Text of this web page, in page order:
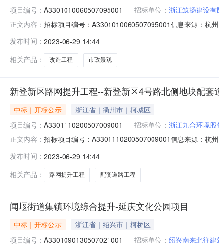
项目编号： A3301010060507095001 招标单位： 浙江筑扬建设有
正文内容： 招标项目编号：A3301010060507095001信息来源：杭
文件递交时间：2023/06/28；投标人名称：浙江鸿翔建
发布时间： 2023-06-29 14:44
相关产品：
改造工程 市政景观
新登新区路网提升工程--新登新区4号路北侧地块配套
中标｜开标公示
浙江省｜衢州市｜柯城区
项目编号： A3301110200507009001 招标单位： 浙江九合环境股
正文内容： 招标项目编号：A3301110200507009001信息来源：杭
240，投标保证金额：40，投标文件递交时间：2023/
发布时间： 2023-06-29 14:44
相关产品：
路网提升工程 配套道路工程
闻堰街道集镇环境综合提升-延庆文化公园项目
中标｜开标公示
浙江省｜绍兴市｜柯桥区
项目编号： A3301090130507021001 招标单位： 绍兴南来北往